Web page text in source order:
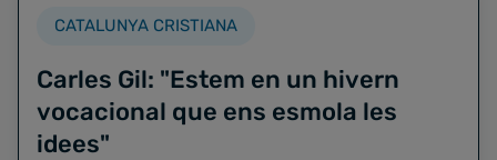
CATALUNYA CRISTIANA
Carles Gil: "Estem en un hivern
vocacional que ens esmola les
idees"